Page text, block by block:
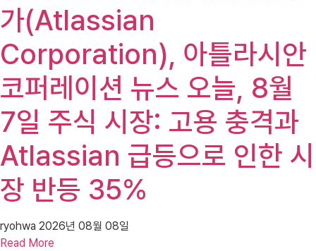
가(Atlassian
Corporation), 아틀라시안
코퍼레이션 뉴스 오늘, 8월
7일 주식 시장: 고용 충격과
Atlassian 급등으로 인한 시
장 반등 35%
ryohwa 2026년 08월 08일
Read More